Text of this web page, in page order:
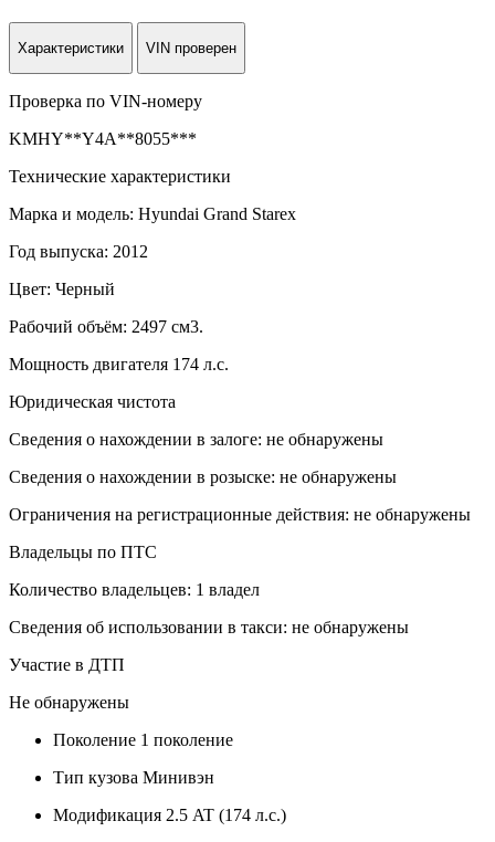
Характеристики VIN проверен
Проверка по VIN-номеру
KMHY**Y4A**8055***
Технические характеристики
Марка и модель: Hyundai Grand Starex
Год выпуска: 2012
Цвет: Черный
Рабочий объём: 2497 см3.
Мощность двигателя 174 л.с.
Юридическая чистота
Сведения о нахождении в залоге: не обнаружены
Сведения о нахождении в розыске: не обнаружены
Ограничения на регистрационные действия: не обнаружены
Владельцы по ПТС
Количество владельцев: 1 владел
Сведения об использовании в такси: не обнаружены
Участие в ДТП
Не обнаружены
Поколение 1 поколение
Тип кузова Минивэн
Модификация 2.5 AT (174 л.с.)